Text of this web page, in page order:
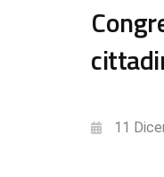
11